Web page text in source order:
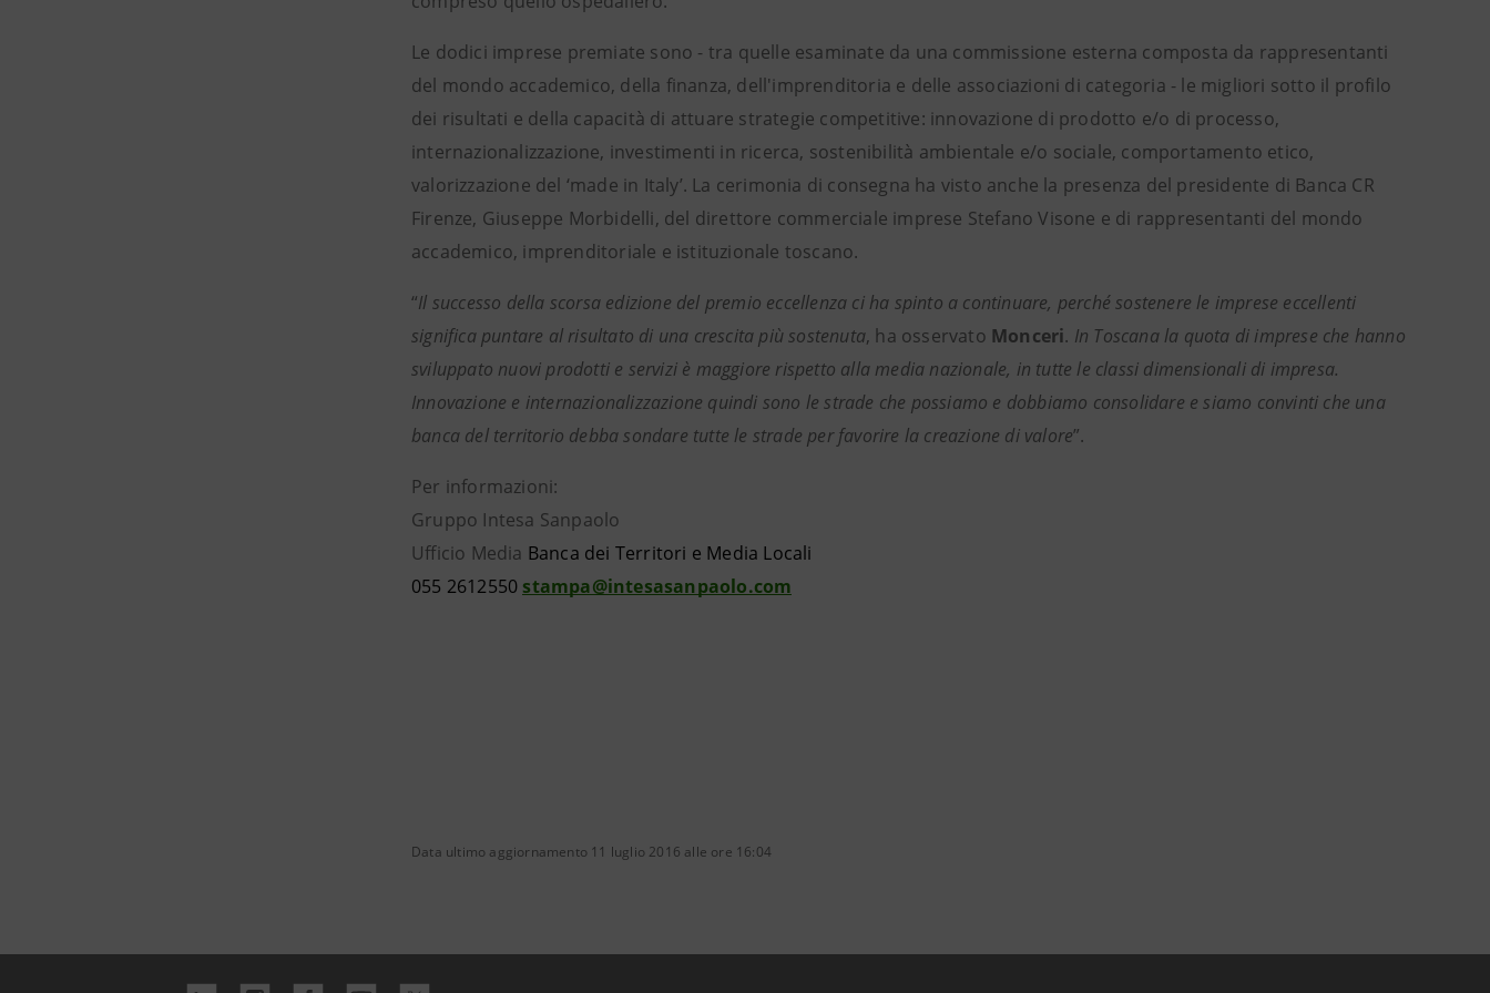
Le dodici imprese premiate sono - tra quelle esaminate da una commissione esterna composta da rappresentanti
del mondo accademico, della finanza, dell'imprenditoria e delle associazioni di categoria - le migliori sotto il profilo
dei risultati e della capacità di attuare strategie competitive: innovazione di prodotto e/o di processo,
internazionalizzazione, investimenti in ricerca, sostenibilità ambientale e/o sociale, comportamento etico,
valorizzazione del ‘made in Italy’. La cerimonia di consegna ha visto anche la presenza del presidente di Banca CR
Firenze, Giuseppe Morbidelli, del direttore commerciale imprese Stefano Visone e di rappresentanti del mondo
accademico, imprenditoriale e istituzionale toscano.
“Il successo della scorsa edizione del premio eccellenza ci ha spinto a continuare, perché sostenere le imprese eccellenti
significa puntare al risultato di una crescita più sostenuta, ha osservato Monceri. In Toscana la quota di imprese che hanno
sviluppato nuovi prodotti e servizi è maggiore rispetto alla media nazionale, in tutte le classi dimensionali di impresa.
Innovazione e internazionalizzazione quindi sono le strade che possiamo e dobbiamo consolidare e siamo convinti che una
banca del territorio debba sondare tutte le strade per favorire la creazione di valore”.
Per informazioni:
Gruppo Intesa Sanpaolo
Ufficio Media Banca dei Territori e Media Locali
055 2612550 stampa@intesasanpaolo.com
Data ultimo aggiornamento 11 luglio 2016 alle ore 16:04